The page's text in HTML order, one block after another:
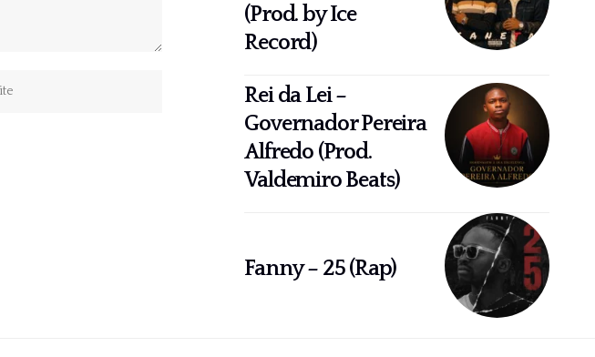
(Prod. by Ice
Record)
Rei da Lei –
Governador Pereira
Alfredo (Prod.
Valdemiro Beats)
Fanny – 25 (Rap)